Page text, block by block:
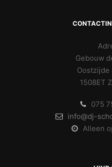
Gebouw
1508ET
075
info@dj-
Alleen